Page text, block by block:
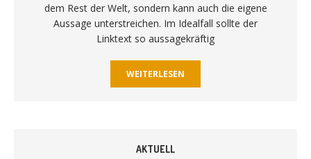
dem Rest der Welt, sondern kann auch die eigene
Aussage unterstreichen. Im Idealfall sollte der
Linktext so aussagekräftig
WEITERLESEN
AKTUELL